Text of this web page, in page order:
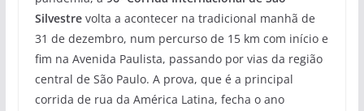
Silvestrevolta a acontecer na tradicional manhã de
31 de dezembro, num percurso de 15 km com início e
fim na Avenida Paulista, passando por vias da região
central de São Paulo. A prova, que é a principal
corrida de rua da América Latina, fecha o ano